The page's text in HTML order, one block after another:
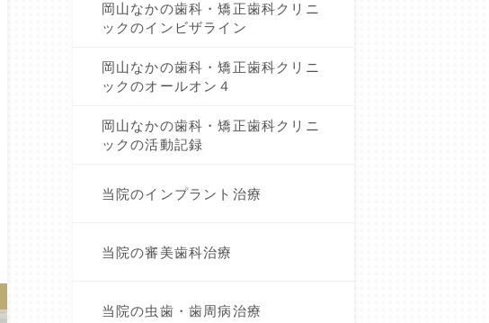
岡山なかの歯科・矯正歯科クリニ
ックのインビザライン
岡山なかの歯科・矯正歯科クリニ
ックのオールオン４
岡山なかの歯科・矯正歯科クリニ
ックの活動記録
当院のインプラント治療
当院の審美歯科治療
当院の虫歯・歯周病治療